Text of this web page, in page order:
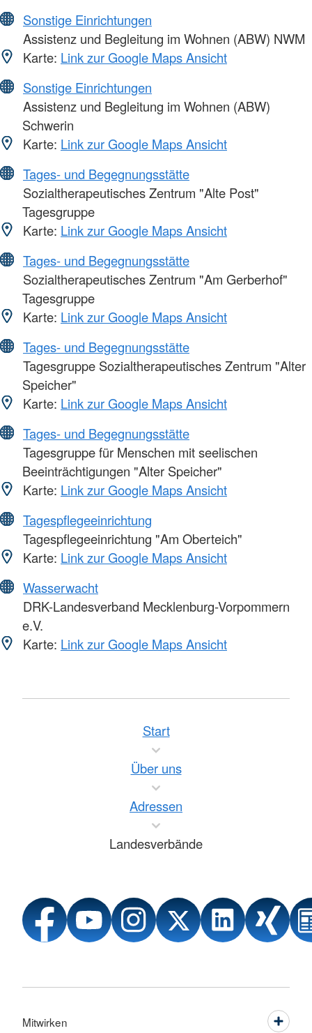
Sonstige Einrichtungen
Assistenz und Begleitung im Wohnen (ABW) NWM
Karte: Link zur Google Maps Ansicht
Sonstige Einrichtungen
Assistenz und Begleitung im Wohnen (ABW)
Schwerin
Karte: Link zur Google Maps Ansicht
Tages- und Begegnungsstätte
Sozialtherapeutisches Zentrum "Alte Post"
Tagesgruppe
Karte: Link zur Google Maps Ansicht
Tages- und Begegnungsstätte
Sozialtherapeutisches Zentrum "Am Gerberhof"
Tagesgruppe
Karte: Link zur Google Maps Ansicht
Tages- und Begegnungsstätte
Tagesgruppe Sozialtherapeutisches Zentrum "Alter
Speicher"
Karte: Link zur Google Maps Ansicht
Tages- und Begegnungsstätte
Tagesgruppe für Menschen mit seelischen
Beeinträchtigungen "Alter Speicher"
Karte: Link zur Google Maps Ansicht
Tagespflegeeinrichtung
Tagespflegeeinrichtung "Am Oberteich"
Karte: Link zur Google Maps Ansicht
Wasserwacht
DRK-Landesverband Mecklenburg-Vorpommern
e.V.
Karte: Link zur Google Maps Ansicht
Start
Über uns
Adressen
Landesverbände
Mitwirken